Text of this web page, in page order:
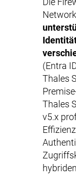
Die
(Entra
Thales
Thales
v5.x